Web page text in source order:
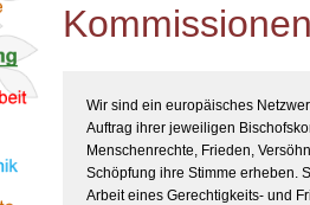
Kommissionen
Wir sind ein europäisches
Auftrag ihrer jeweiligen
Menschenrechte, Frieden,
Schöpfung ihre Stimme erheben.
Arbeit eines Gerechtigkeits- und